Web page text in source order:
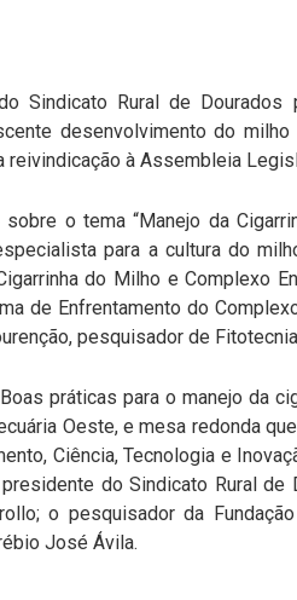
Sindicato Rural de
desenvolvimento do
reivindicação à Assembleia
sobre o tema “Manejo da
para a cultura do
do Milho e Complexo
de Enfrentamento do
pesquisador de
práticas para o manejo da
Oeste, e mesa redonda
Ciência, Tecnologia e
presidente do Sindicato Rural
o pesquisador da
José Ávila.